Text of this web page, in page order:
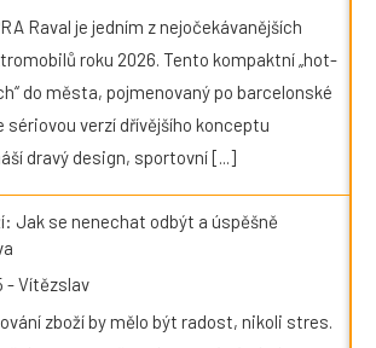
Raval je jedním z nejočekávanějších
roku 2026. Tento kompaktní „hot-
do města, pojmenovaný po barcelonské
sériovou verzí dřívějšího konceptu
dravý design, sportovní[...]
Jak se nenechat odbýt a úspěšně
-Vítězslav
zboží by mělo být radost, nikoli stres.